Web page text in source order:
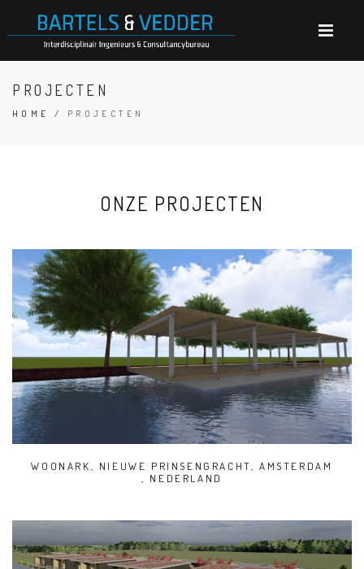
PROJECTEN
HOME / PROJECTEN
ONZE PROJECTEN
WOONARK, NIEUWE PRINSENGRACHT, AMSTERDAM
, NEDERLAND